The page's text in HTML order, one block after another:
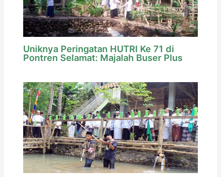
Uniknya Peringatan HUTRI Ke 71 di
Pontren Selamat: Majalah Buser Plus